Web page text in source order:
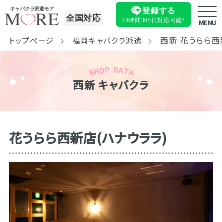
キャバクラ派遣モア
全国対応
登録する
24時間365日対応可能! MENU
トップページ 福岡キャバクラ派遣 西新 花うらら
西新 キャバクラ
花うらら西新店(ハナウララ)